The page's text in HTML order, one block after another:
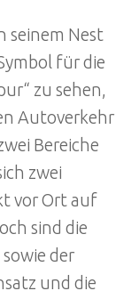
seinem Nest
für die
zu sehen,
Autoverkehr
Bereiche
zwei
vor Ort auf
sind die
der
und die